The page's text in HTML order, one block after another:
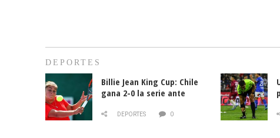
DEPORTES
Billie Jean King Cup: Chile
gana 2-0 la serie ante
DEPORTES 0